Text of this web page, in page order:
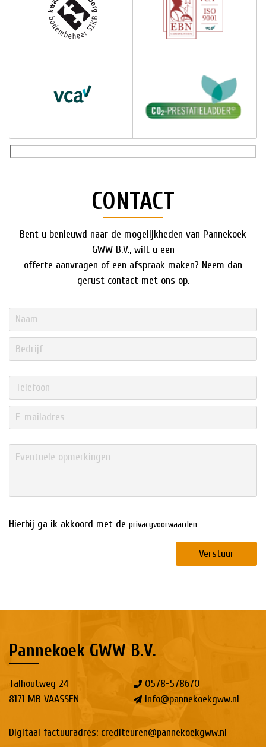
CONTACT
Bent u benieuwd naar de mogelijkheden van Pannekoek
GWW B.V., wilt u een
offerte aanvragen of een afspraak maken? Neem dan
gerust contact met ons op.
Hierbij ga ik akkoord met de privacyvoorwaarden
Verstuur
Pannekoek GWW B.V.
Talhoutweg 24
8171 MB VAASSEN
0578-578670
info@pannekoekgww.nl
Digitaal factuuradres: crediteuren@pannekoekgww.nl